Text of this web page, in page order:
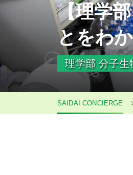
【理学
とをわ
理学部 分子
SAIDAI CONCIERGE